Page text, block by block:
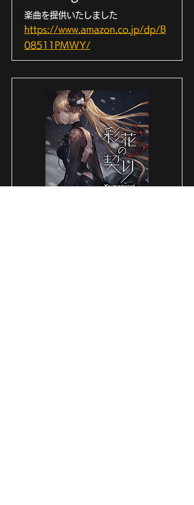
楽曲を提供いたしました
https://www.amazon.co.jp/dp/B
08511PMWY/